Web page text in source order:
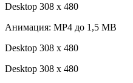
Desktop 308 х 480
Анимация: MP4 до 1,5 MB
Desktop 308 х 480
Desktop 308 х 480